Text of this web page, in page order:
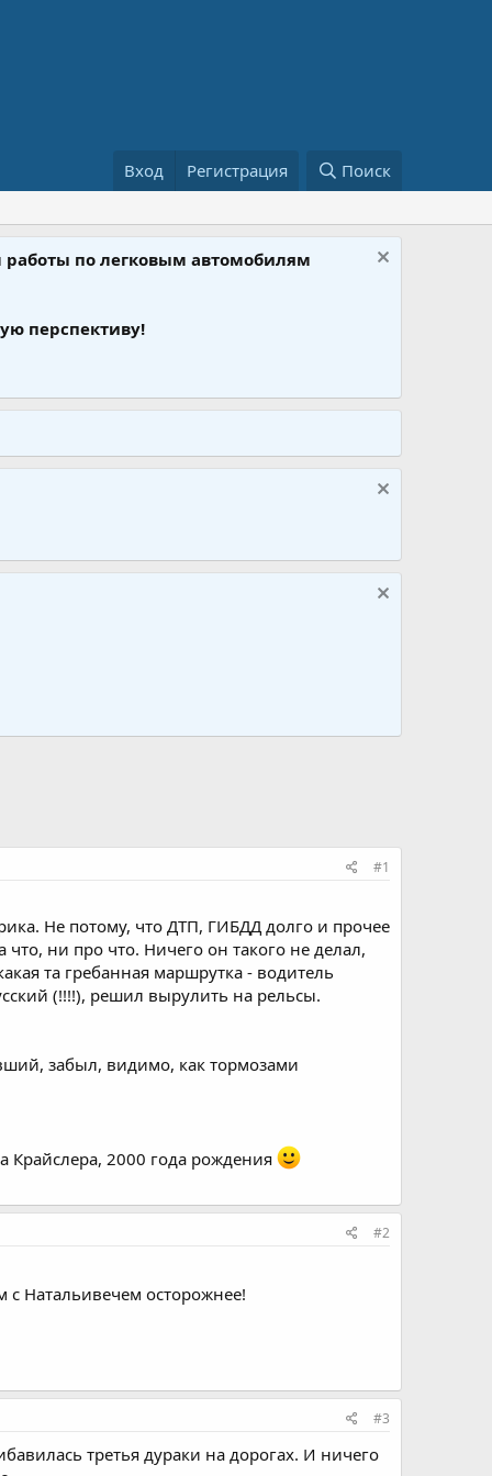
Вход Регистрация Поиск
работы по легковым автомобилям
перспективу!
#1
Не потому, что ДТП, ГИБДД долго и прочее
ни про что. Ничего он такого не делал,
та гребанная маршрутка - водитель
(!!!!), решил вырулить на рельсы.
забыл, видимо, как тормозами
Крайслера, 2000 года рождения
#2
с Натальивечем осторожнее!
#3
третья дураки на дорогах. И ничего